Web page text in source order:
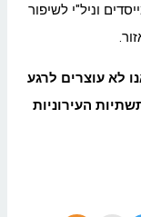
וניל"י לשיפור
לא עוצרים לרגע
העירוניות